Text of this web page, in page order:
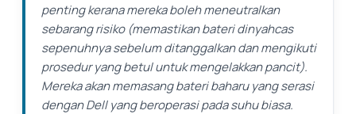
penting kerana mereka boleh meneutralkan
sebarang risiko (memastikan bateri dinyahcas
sepenuhnya sebelum ditanggalkan dan mengikuti
prosedur yang betul untuk mengelakkan pancit).
Mereka akan memasang bateri baharu yang serasi
dengan Dell yang beroperasi pada suhu biasa.